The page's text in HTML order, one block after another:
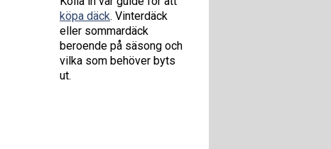
köpa däck. Vinterdäck
eller sommardäck
beroende på säsong och
vilka som behöver byts
ut.